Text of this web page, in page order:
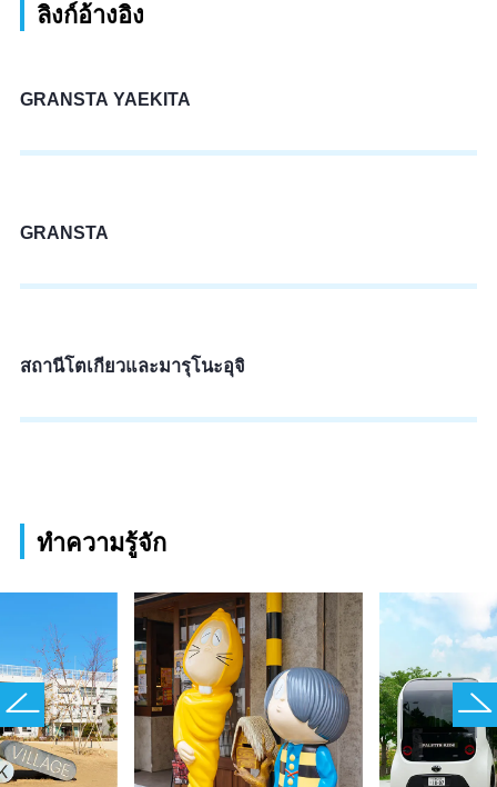
ลิงก์อ้างอิง
GRANSTA YAEKITA
GRANSTA
สถานีโตเกียวและมารุโนะอุจิ
ทำความรู้จัก